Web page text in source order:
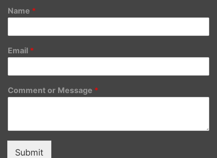
Name *
Email *
Comment or Message *
Submit